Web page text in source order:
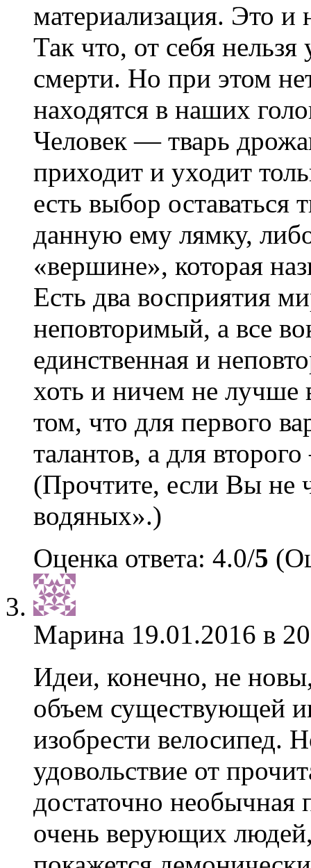
материализация. Это
Так что, от себя
смерти. Но при этом
находятся в наших
Человек — тварь
приходит и уходит
есть выбор
данную ему лямку,
«вершине», которая
Есть два восприятия
неповторимый, а все
единственная и
хоть и ничем не лучше
том, что для первого
талантов, а для
(Прочтите, если Вы не
водяных».)
Оценка ответа: 4.0/5
Марина 19.01.2016 в
Идеи, конечно, не
объем существующей
изобрести велосипед.
удовольствие от
достаточно необычная
очень верующих